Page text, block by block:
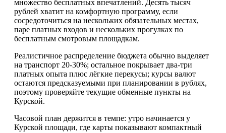
множество бесплатных впечатлений. Десять тысяч
рублей хватит на комфортную программу, если
сосредоточиться на нескольких обязательных местах,
паре платных входов и нескольких прогулках по
бесплатным смотровым площадкам.
Реалистичное распределение бюджета обычно выделяет
на транспорт 20-30%; остальное покрывает два-три
платных опыта плюс лёгкие перекусы; курсы валют
остаются предсказуемыми при планировании в рублях,
поэтому проверяйте текущие обменные пункты на
Курской.
Часовой план держится в темпе: утро начинается у
Курской площади, где карты показывают компактный